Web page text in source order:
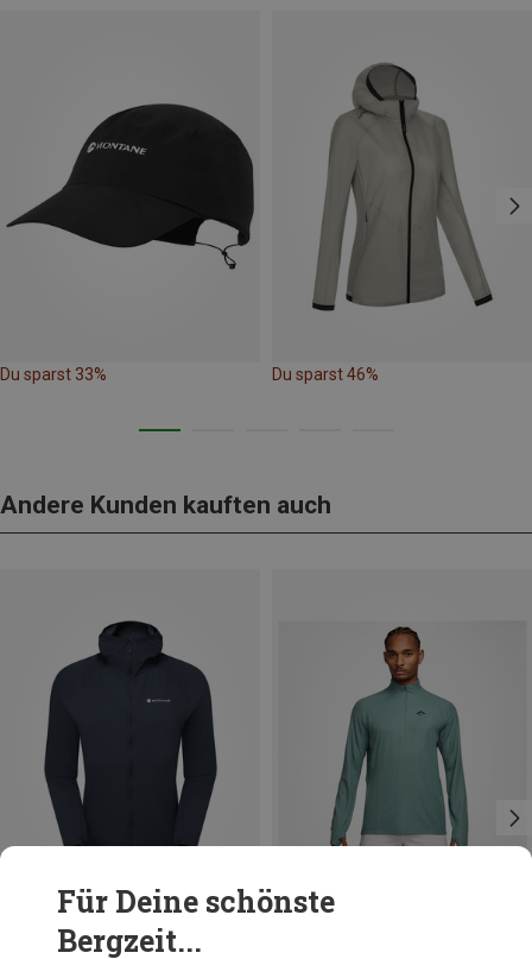
Du sparst 33% Du sparst 46%
Andere Kunden kauften auch
Du sparst 25%
Für Deine schönste
Bergzeit...